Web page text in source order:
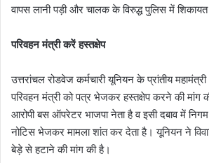
वापस लानी पड़ी और चालक के विरुद्ध पुलिस में
परिवहन मंत्री करें हस्तक्षेप
उत्तरांचल रोडवेज कर्मचारी यूनियन के प्रांतीय
परिवहन मंत्री को पत्र भेजकर हस्तक्षेप करने की मांग
आरोपी बस ऑपरेटर भाजपा नेता है व इसी दबाव में
नोटिस भेजकर मामला शांत कर देता है। यूनियन ने
बेड़े से हटाने की मांग की है।